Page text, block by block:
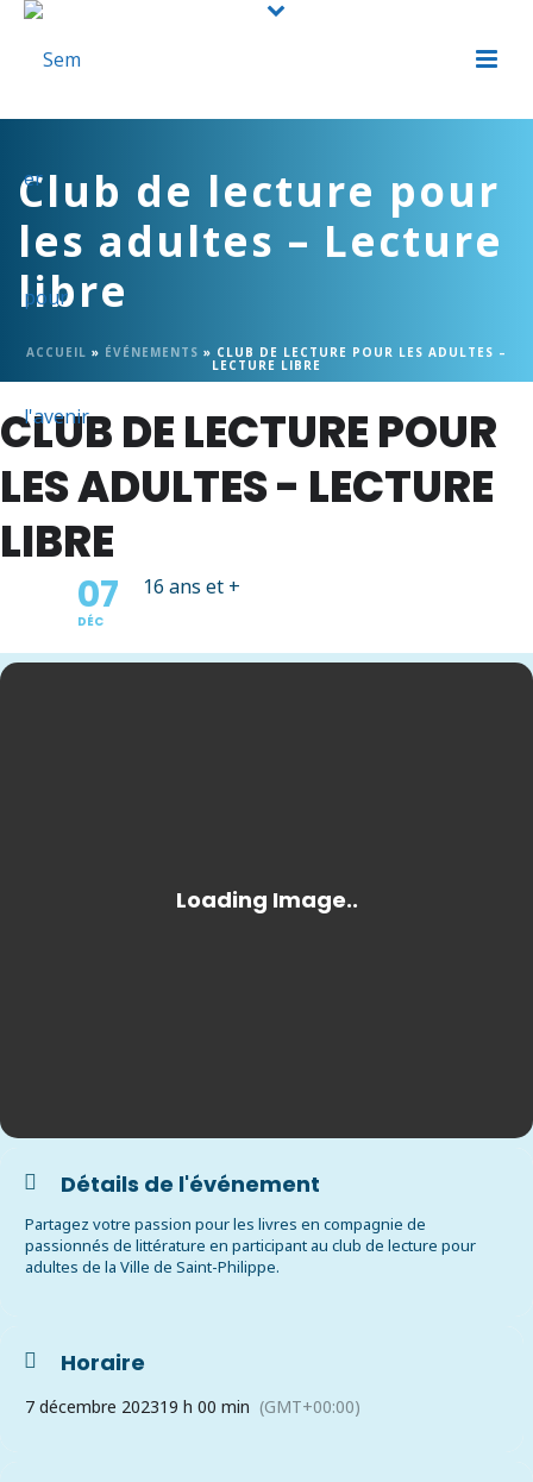
Club de lecture pour
les adultes – Lecture
libre
ACCUEIL » ÉVÉNEMENTS » CLUB DE LECTURE POUR LES ADULTES –
LECTURE LIBRE
CLUB DE LECTURE POUR
LES ADULTES - LECTURE
LIBRE
07
DÉC
16 ans et +
Détails de l'événement
Partagez votre passion pour les livres en compagnie de
passionnés de littérature en participant au club de lecture pour
adultes de la Ville de Saint-Philippe.
Horaire
7 décembre 202319 h 00 min (GMT+00:00)